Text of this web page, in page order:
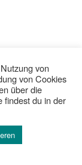
von
von Cookies
über die
findest du in der